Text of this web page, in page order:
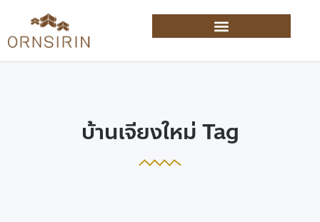
บ้านเจียงใหม่ Tag